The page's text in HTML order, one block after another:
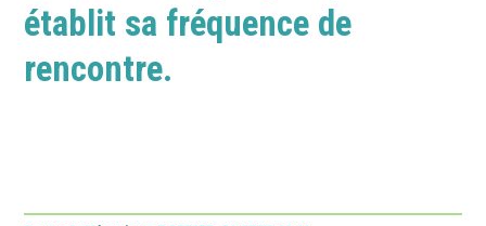
établit sa fréquence de
rencontre.